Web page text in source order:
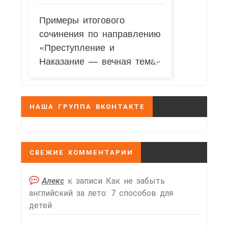
Примеры итогового
сочинения по направлению
«Преступление и
Наказание — вечная тема»
НАША ГРУППА ВКОНТАКТЕ
СВЕЖИЕ КОММЕНТАРИИ
Алекск записи Как не забыть
английский за лето: 7 способов для
детей